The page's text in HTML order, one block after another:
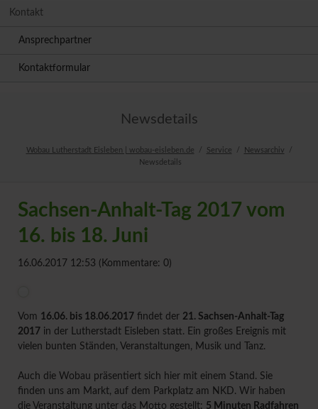
Kontakt
Ansprechpartner
Kontaktformular
Newsdetails
Wobau Lutherstadt Eisleben | wobau-eisleben.de Service
Newsarchiv
Newsdetails
Sachsen-Anhalt-Tag 2017 vom
16. bis 18. Juni
16.06.2017 12:53 (Kommentare: 0)
Vom 16.06. bis 18.06.2017 findet der 21. Sachsen-Anhalt-Tag
2017 in der Lutherstadt Eisleben statt. Ein großes Ereignis mit
vielen bunten Ständen, Veranstaltungen, Musik und Tanz.
Auch die Wobau präsentiert sich hier mit einem Stand. Sie
finden uns am Markt, auf dem Parkplatz am NKD. Wir haben
die Veranstaltung unter das Motto gestellt: 5 Minuten Radfahren